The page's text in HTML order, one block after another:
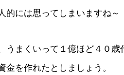
的には思ってしまいますね～
うまくいって１億ほど４０歳
金を作れたとしましょう。